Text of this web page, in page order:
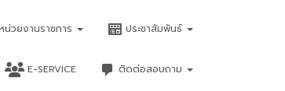
น่วยงานราชการ ประชาสัมพันธ์
E-SERVICE ติดต่อสอบถาม